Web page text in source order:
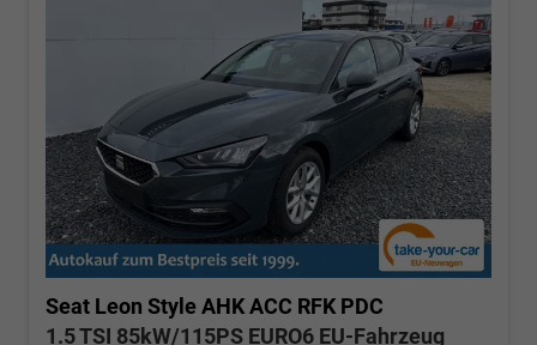
Seat Leon Style AHK ACC RFK PDC
1.5 TSI 85kW/115PS EURO6 EU-Fahrzeug